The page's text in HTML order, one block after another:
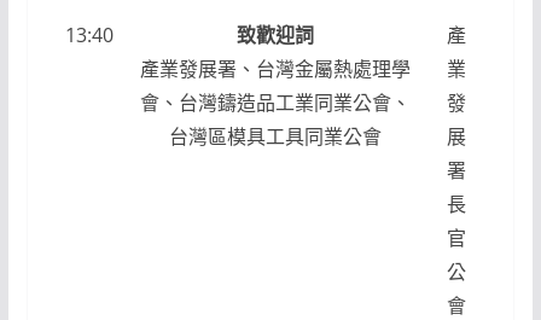
13:40
致歡迎詞
產業發展署、台灣金屬熱處理學
會、台灣鑄造品工業同業公會、
台灣區模具工具同業公會
產
業
發
展
署
長
官
公
會